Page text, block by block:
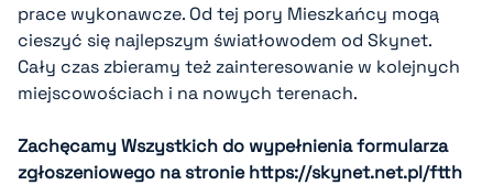
prace wykonawcze. Od tej pory Mieszkańcy mogą
cieszyć się najlepszym światłowodem od Skynet.
Cały czas zbieramy też zainteresowanie w kolejnych
miejscowościach i na nowych terenach.
Zachęcamy Wszystkich do wypełnienia formularza
zgłoszeniowego na stroniehttps://skynet.net.pl/ftth